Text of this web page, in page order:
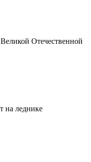
Отечественной
на леднике